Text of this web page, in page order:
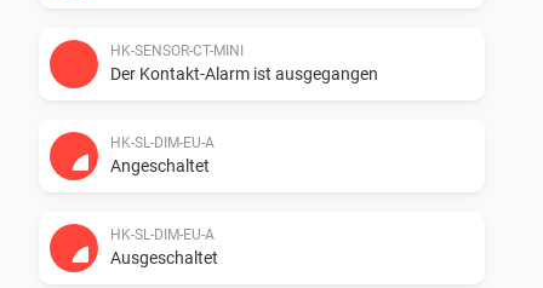
HK-SENSOR-CT-MINI
Der Kontakt-Alarm ist ausgegangen
HK-SL-DIM-EU-A
Angeschaltet
HK-SL-DIM-EU-A
Ausgeschaltet